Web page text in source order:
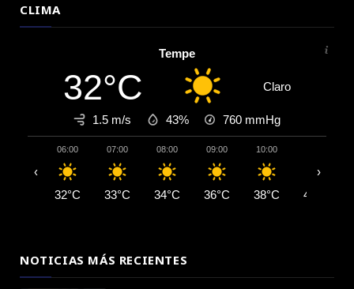
CLIMA
Tempe
32°C Claro
1.5 m/s 43% 760 mmHg
06:00
32°C
07:00
33°C
08:00
34°C
09:00
36°C
10:00
38°C 40°C
‹ ›
NOTICIAS MÁS RECIENTES